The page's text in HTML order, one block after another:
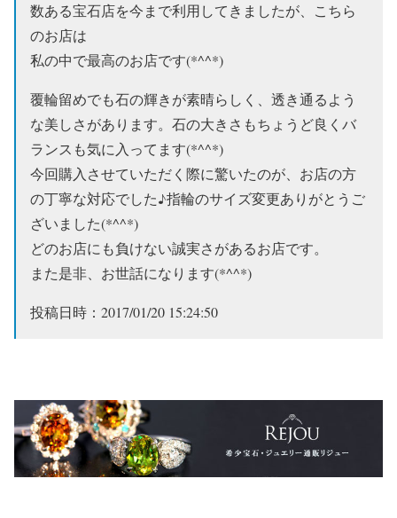
数ある宝石店を今まで利用してきましたが、こちら
のお店は
私の中で最高のお店です(*^^*)
覆輪留めでも石の輝きが素晴らしく、透き通るよう
な美しさがあります。石の大きさもちょうど良くバ
ランスも気に入ってます(*^^*)
今回購入させていただく際に驚いたのが、お店の方
の丁寧な対応でした♪指輪のサイズ変更ありがとうご
ざいました(*^^*)
どのお店にも負けない誠実さがあるお店です。
また是非、お世話になります(*^^*)
投稿日時：2017/01/20 15:24:50